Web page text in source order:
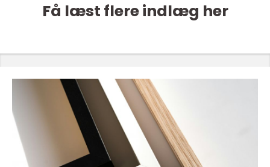
Få læst flere indlæg her